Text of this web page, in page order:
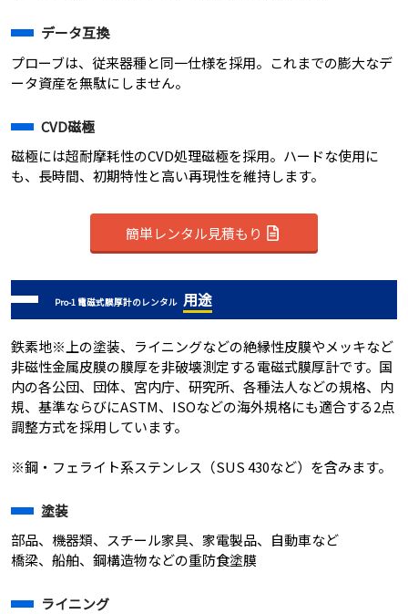
データ互換
プローブは、従来器種と同一仕様を採用。これまでの膨大なデ
ータ資産を無駄にしません。
CVD磁極
磁極には超耐摩耗性のCVD処理磁極を採用。ハードな使用に
も、長時間、初期特性と高い再現性を維持します。
簡単レンタル見積もり
Pro-1 電磁式膜厚計のレンタル 用途
鉄素地※上の塗装、ライニングなどの絶縁性皮膜やメッキなど
非磁性金属皮膜の膜厚を非破壊測定する電磁式膜厚計です。国
内の各公団、団体、宮内庁、研究所、各種法人などの規格、内
規、基準ならびにASTM、ISOなどの海外規格にも適合する2点
調整方式を採用しています。
※鋼・フェライト系ステンレス（SUS 430など）を含みます。
塗装
部品、機器類、スチール家具、家電製品、自動車など
橋梁、船舶、鋼構造物などの重防食塗膜
ライニング